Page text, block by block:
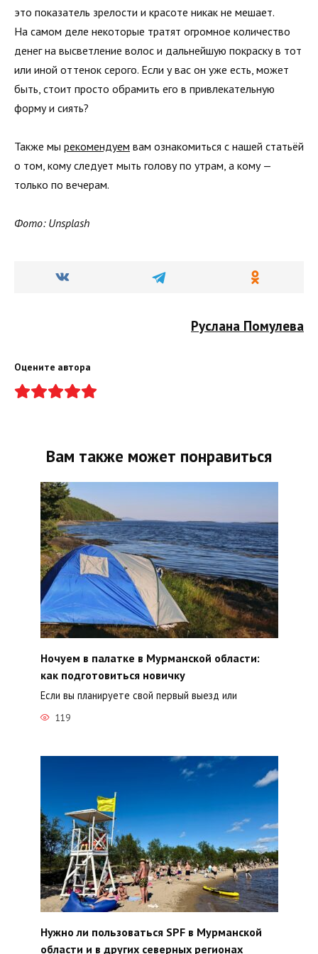
это показатель зрелости и красоте никак не мешает.
На самом деле некоторые тратят огромное количество
денег на высветление волос и дальнейшую покраску в тот
или иной оттенок серого. Если у вас он уже есть, может
быть, стоит просто обрамить его в привлекательную
форму и сиять?
Также мы рекомендуем вам ознакомиться с нашей статьёй
о том, кому следует мыть голову по утрам, а кому —
только по вечерам.
Фото: Unsplash
Руслана Помулева
Оцените автора
Вам также может понравиться
Ночуем в палатке в Мурманской области:
как подготовиться новичку
Если вы планируете свой первый выезд или
119
Нужно ли пользоваться SPF в Мурманской
области и в других северных регионах